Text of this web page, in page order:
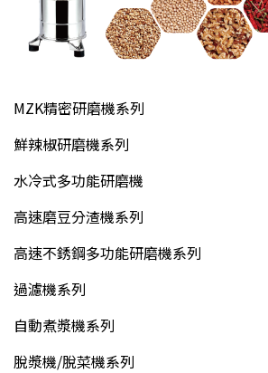
MZK精密研磨機系列
鮮辣椒研磨機系列
水冷式多功能研磨機
高速磨豆分渣機系列
高速不銹鋼多功能研磨機系列
過濾機系列
自動煮漿機系列
脫漿機/脫菜機系列